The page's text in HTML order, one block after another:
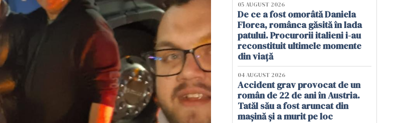
05 AUGUST 2026
De ce a fost omorâtă Daniela
Florea, românca găsită în lada
patului. Procurorii italieni i-au
reconstituit ultimele momente
din viață
04 AUGUST 2026
Accident grav provocat de un
român de 22 de ani în Austria.
Tatăl său a fost aruncat din
mașină și a murit pe loc